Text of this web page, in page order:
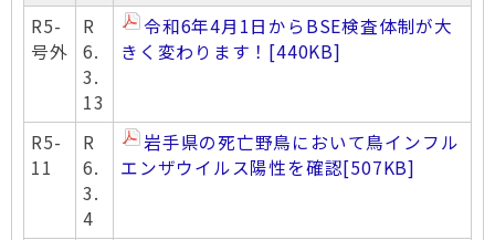
R5-
号外
R
6.
3.
13
令和6年4月1日からBSE検査体制が大
きく変わります！ [440KB]
R5-
11
R
6.
3.
4
岩手県の死亡野鳥において鳥インフル
エンザウイルス陽性を確認[507KB]